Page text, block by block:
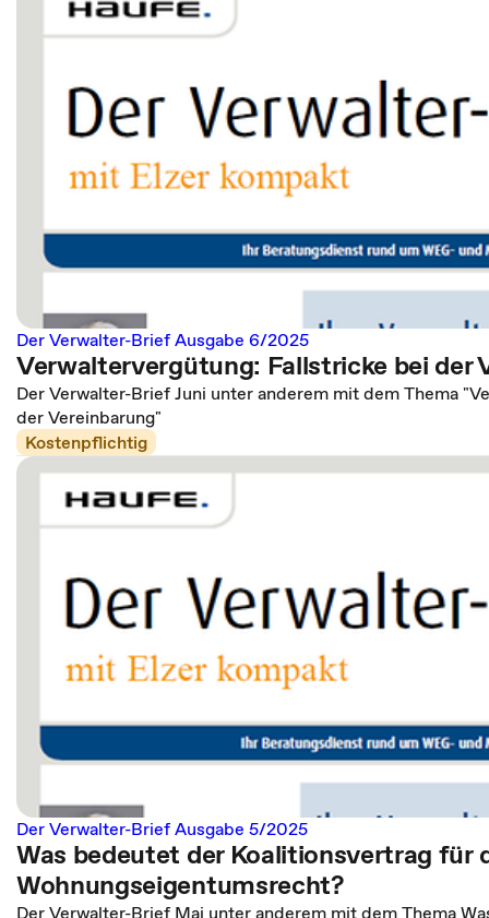
Der Verwalter-Brief Ausgabe 6/2025
Verwaltervergütung: Fallstricke bei der
Der Verwalter-Brief Juni unter anderem mit dem Thema
der Vereinbarung"
Kostenpflichtig
Der Verwalter-Brief Ausgabe 5/2025
Was bedeutet der Koalitionsvertrag für
Wohnungseigentumsrecht?
Der Verwalter-Brief Mai unter anderem mit dem Thema